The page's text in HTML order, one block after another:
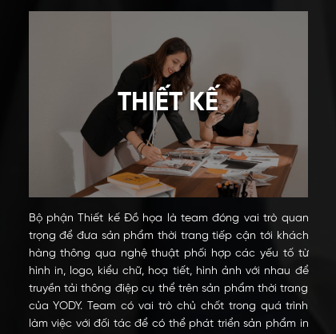
THIẾT KẾ
Bộ phận Thiết kế Đồ họa là team đóng vai trò quan
trọng để đưa sản phẩm thời trang tiếp cận tới khách
hàng thông qua nghệ thuật phối hợp các yếu tố từ
hình in, logo, kiểu chữ, hoạ tiết, hình ảnh với nhau để
truyền tải thông điệp cụ thể trên sản phẩm thời trang
của YODY. Team có vai trò chủ chốt trong quá trình
làm việc với đối tác để có thể phát triển sản phẩm in